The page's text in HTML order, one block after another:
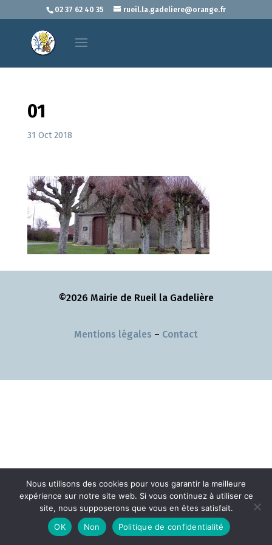
02 37 62 40 35 rueil.la.gadeliere@orange.fr
01
31 Oct 2018
©2026 Mairie de Rueil la Gadelière
Mentions légales – Contact
Nous utilisons des cookies pour vous garantir la meilleure
expérience sur notre site web. Si vous continuez à utiliser ce
site, nous supposerons que vous en êtes satisfait.
OK
Non Politique de confidentialité